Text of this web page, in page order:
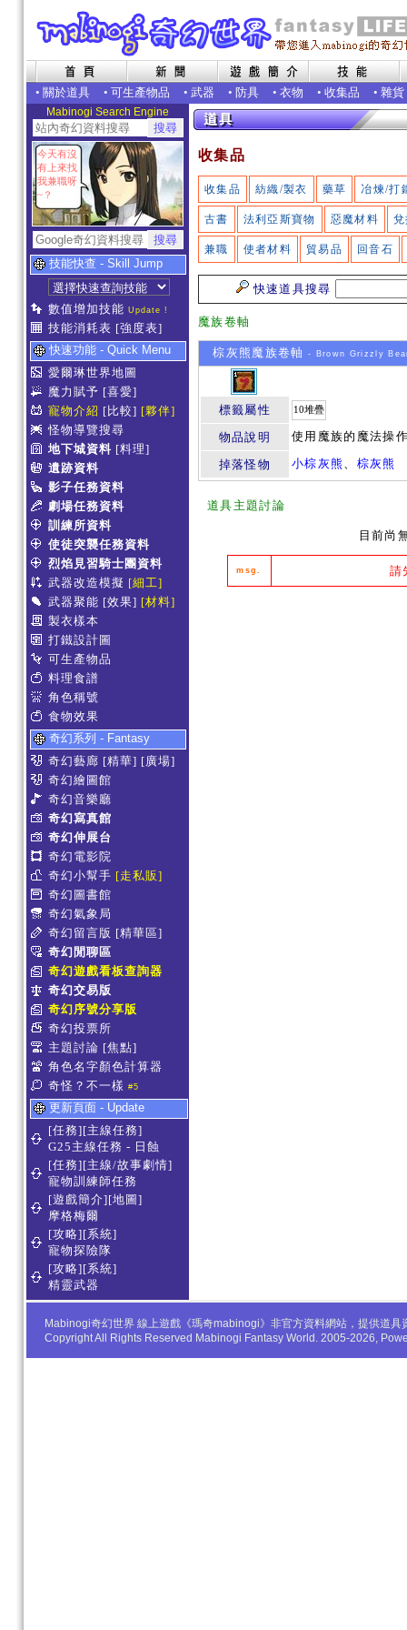
• 關於道具 • 可生產物品 • 武器 • 防具 • 衣物 • 收集品 • 雜貨
Mabinogi Search Engine
今天有沒
有上來找
我兼職呀
~？
技能快查 - Skill Jump
數值增加技能 Update !
技能消耗表 [強度表]
快速功能 - Quick Menu
愛爾琳世界地圖
魔力賦予 [喜愛]
寵物介紹 [比較] [夥伴]
怪物導覽搜尋
地下城資料 [料理]
遺跡資料
影子任務資料
劇場任務資料
訓練所資料
使徒突襲任務資料
烈焰見習騎士團資料
武器改造模擬 [細工]
武器聚能 [效果] [材料]
製衣樣本
打鐵設計圖
可生產物品
料理食譜
角色稱號
食物效果
奇幻系列 - Fantasy
奇幻藝廊 [精華] [廣場]
奇幻繪圖館
奇幻音樂廳
奇幻寫真館
奇幻伸展台
奇幻電影院
奇幻小幫手 [走私販]
奇幻圖書館
奇幻氣象局
奇幻留言版 [精華區]
奇幻閒聊區
奇幻遊戲看板查詢器
奇幻交易版
奇幻序號分享版
奇幻投票所
主題討論 [焦點]
角色名字顏色計算器
奇怪？不一樣 #5
更新頁面 - Update
[任務][主線任務]
G25主線任務 - 日蝕
[任務][主線/故事劇情]
寵物訓練師任務
[遊戲簡介][地圖]
摩格梅爾
[攻略][系統]
寵物探險隊
[攻略][系統]
精靈武器
收集品
收集品 紡織/製衣 藥草 冶煉/打
古書 法利亞斯寶物 惡魔材料
兼職 使者材料 貿易品 回音石
快速道具搜尋
魔族卷軸
棕灰熊魔族卷軸 - Brown Grizzly
標籤屬性 10堆疊
物品說明 使用魔族的魔法操
掉落怪物 小棕灰熊 、 棕灰熊
道具主題討論
目前尚
msg. 請
Mabinogi奇幻世界 線上遊戲《瑪奇mabinogi》非官方資料網站，提供道
Copyright All Rights Reserved Mabinogi Fantasy World. 2005-2026,